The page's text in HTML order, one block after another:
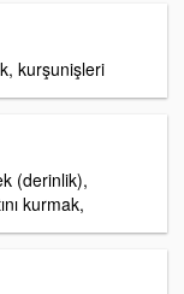
kurşunişleri
(derinlik),
kurmak,